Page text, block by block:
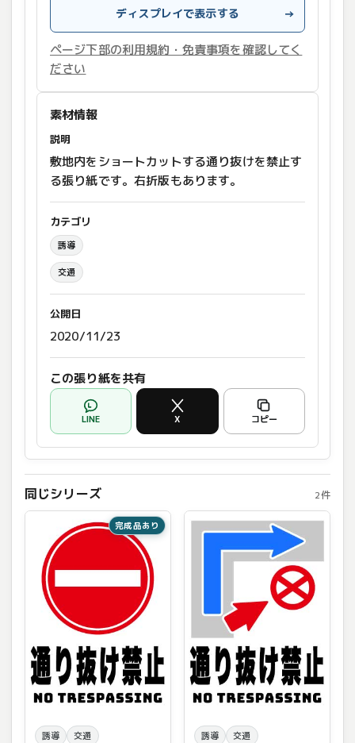
ディスプレイで表示する →
ページ下部の利用規約・免責事項を確認してく
ださい
素材情報
説明
敷地内をショートカットする通り抜けを禁止す
る張り紙です。右折版もあります。
カテゴリ
誘導
交通
公開日
2020/11/23
この張り紙を共有
LINE X コピー
同じシリーズ 2件
完成品あり
誘導 交通 誘導 交通